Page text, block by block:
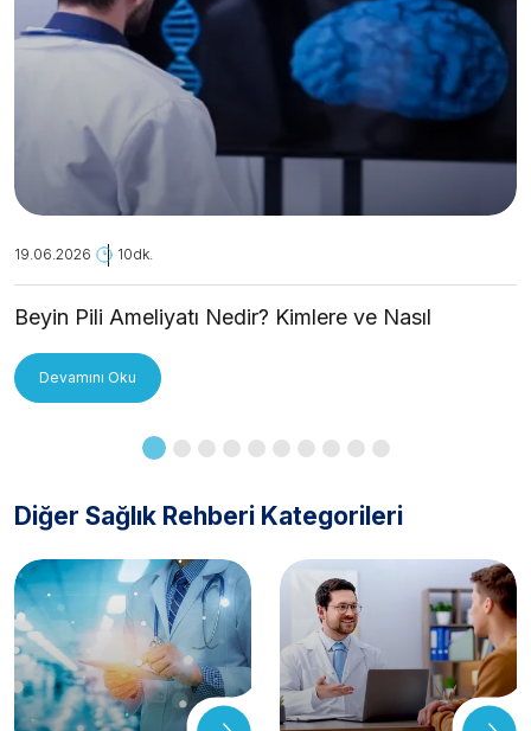
19.06.2026 10dk.
Beyin Pili Ameliyatı Nedir? Kimlere ve Nasıl
Devamını Oku
Diğer Sağlık Rehberi Kategorileri